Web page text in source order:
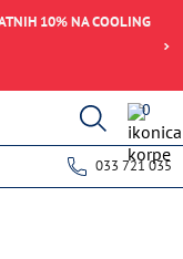
10% NA COOLING
0
033 721 035